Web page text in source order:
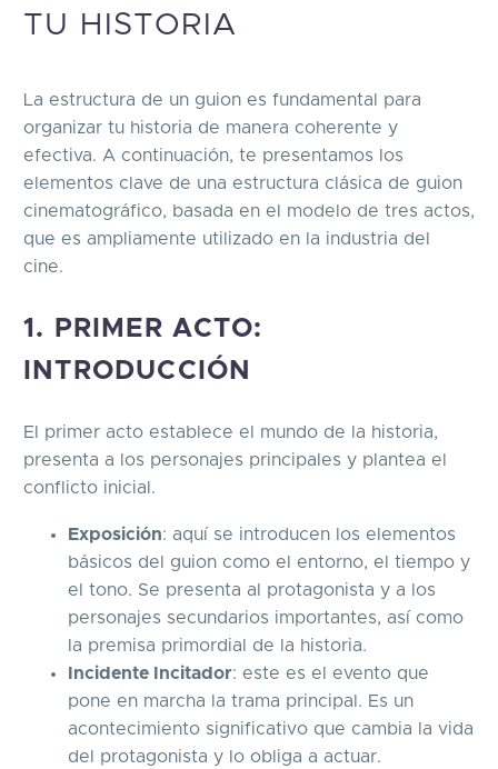
TU HISTORIA
La estructura de un guion es fundamental para
organizar tu historia de manera coherente y
efectiva. A continuación, te presentamos los
elementos clave de una estructura clásica de guion
cinematográfico, basada en el modelo de tres actos,
que es ampliamente utilizado en la industria del
cine.
1. PRIMER ACTO:
INTRODUCCIÓN
El primer acto establece el mundo de la historia,
presenta a los personajes principales y plantea el
conflicto inicial.
Exposición: aquí se introducen los elementos
básicos del guion como el entorno, el tiempo y
el tono. Se presenta al protagonista y a los
personajes secundarios importantes, así como
la premisa primordial de la historia.
Incidente Incitador: este es el evento que
pone en marcha la trama principal. Es un
acontecimiento significativo que cambia la vida
del protagonista y lo obliga a actuar.